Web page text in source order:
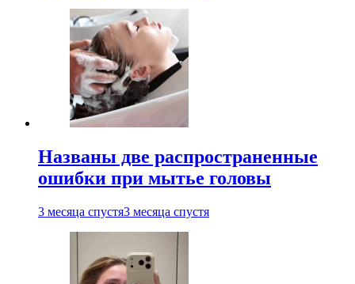
Названы две распространенные
ошибки при мытье головы
3 месяца спустя3 месяца спустя